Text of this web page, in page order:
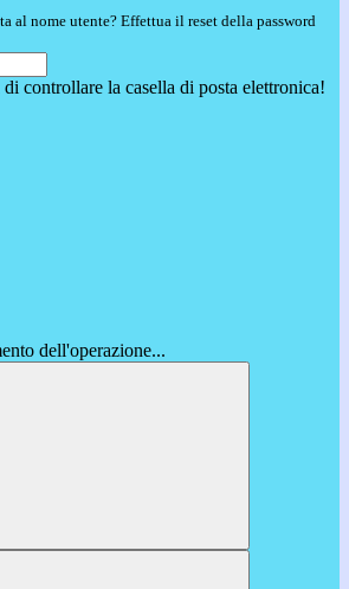
al nome utente? Effettua il reset della password
controllare la casella di posta elettronica!
dell'operazione...